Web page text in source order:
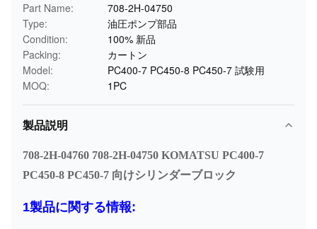
Part Name:
708-2H-04750
Type:
油圧ポンプ部品
Condition:
100% 新品
Packing:
カートン
Model:
PC400-7 PC450-8 PC450-7 試験用
MOQ:
1PC
製品説明
708-2H-04760 708-2H-04750 KOMATSU PC400-7
PC450-8 PC450-7 向けシリンダーブロック
1製品に関する情報: